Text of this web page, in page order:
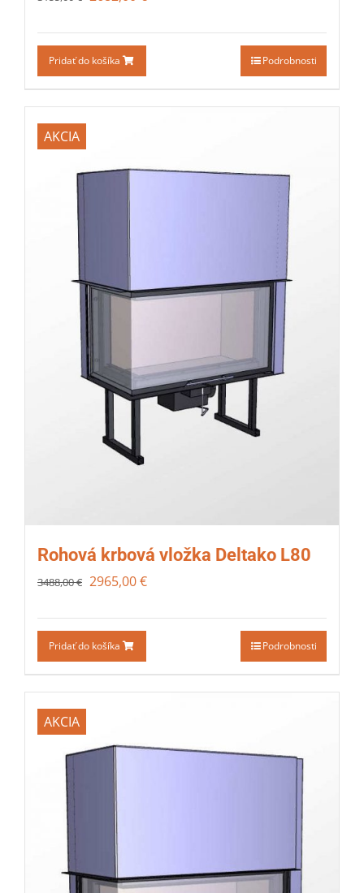
Pridať do košíka Podrobnosti
AKCIA
Rohová krbová vložka Deltako L80
3488,00€ 2965,00€
Pridať do košíka Podrobnosti
AKCIA